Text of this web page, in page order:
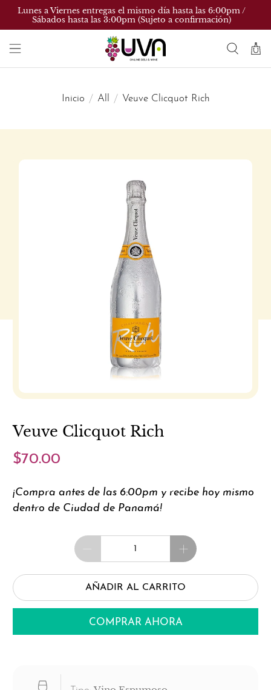
Lunes a Viernes entregas el mismo día hasta las 6:00pm /
Sábados hasta las 3:00pm (Sujeto a confirmación)
Inicio All Veuve Clicquot Rich
Veuve Clicquot Rich
$70.00
¡Compra antes de las 6:00pm y recibe hoy mismo
dentro de Ciudad de Panamá!
Cantidad
AÑADIR AL CARRITO
COMPRAR AHORA